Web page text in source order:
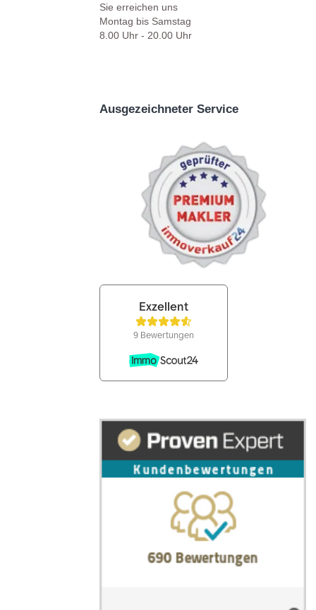
Sie erreichen uns
Montag bis Samstag
8.00 Uhr - 20.00 Uhr
Ausgezeichneter Service